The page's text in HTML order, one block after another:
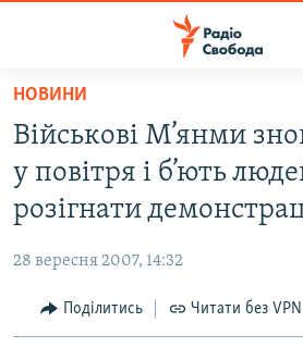
Перейти
основного
матеріалу
Перейти
до
основної
навігації
Перейти
до
РАДІО СВОБОДА – 70 РОКІВ
СТАТТІ
ЕКОНОМІКА
СУСПІЛЬСТВО
РОСІЙСЬКА «ФІЛЬТРАЦІЯ»
ДОНБАС.РЕАЛІЇ
НОВИНИ
Військові М’янми
у повітря і б’ють
розігнати
28 вересня 2007, 14:32
Поділитись Читати без VPN